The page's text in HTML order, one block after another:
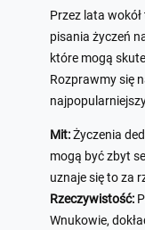
Przez lata
pisania życzeń
które mogą
Rozprawmy się
Mit:Życzenia
mogą być zbyt
uznaje się to za
Rzeczywistość:
Wnukowie,